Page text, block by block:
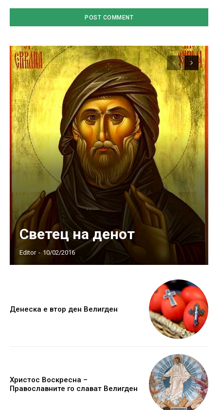
Светец на денот
Editor - 10/02/2016
Денеска е втор ден Велигден
Христос Воскресна –
Православните го слават Велигден